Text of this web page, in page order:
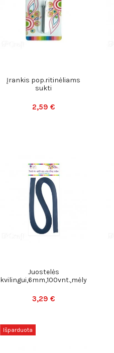
Įrankis pop.ritinėliams
sukti
2,59 €
Juostelės
kvilingui,6mm,100vnt.,mėlyna
3,29 €
Išparduota